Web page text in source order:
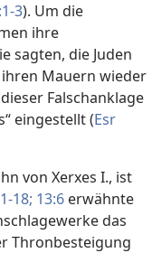
3). Um die
ihre
sagten, die Juden
Mauern wieder
Falschanklage
eingestellt (Esr
von Xerxes I., ist
18; 13:6 erwähnte
das
Thronbesteigung